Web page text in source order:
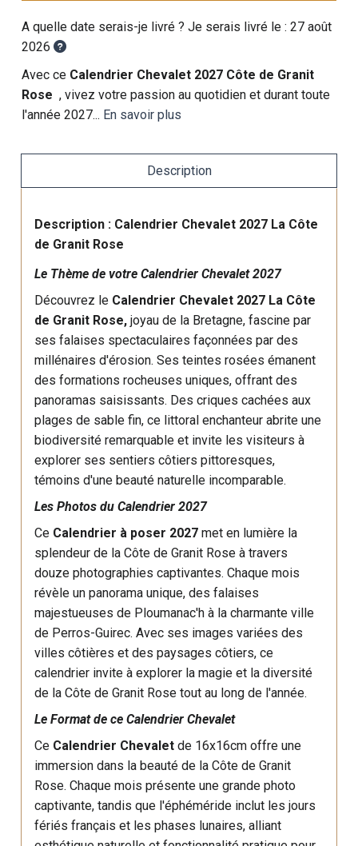
A quelle date serais-je livré ? Je serais livré le :27 août
2026
Avec ce Calendrier Chevalet 2027 Côte de Granit
Rose , vivez votre passion au quotidien et durant toute
l'année 2027... En savoir plus
Description
Description : Calendrier Chevalet 2027 La Côte
de Granit Rose
Le Thème de votre Calendrier Chevalet 2027
Découvrez le Calendrier Chevalet 2027 La Côte
de Granit Rose,joyau de la Bretagne, fascine par
ses falaises spectaculaires façonnées par des
millénaires d'érosion. Ses teintes rosées émanent
des formations rocheuses uniques, offrant des
panoramas saisissants. Des criques cachées aux
plages de sable fin, ce littoral enchanteur abrite une
biodiversité remarquable et invite les visiteurs à
explorer ses sentiers côtiers pittoresques,
témoins d'une beauté naturelle incomparable.
Les Photos du Calendrier 2027
Ce Calendrier à poser 2027 met en lumière la
splendeur de la Côte de Granit Rose à travers
douze photographies captivantes. Chaque mois
révèle un panorama unique, des falaises
majestueuses de Ploumanac'h à la charmante ville
de Perros-Guirec. Avec ses images variées des
villes côtières et des paysages côtiers, ce
calendrier invite à explorer la magie et la diversité
de la Côte de Granit Rose tout au long de l'année.
Le Format de ce Calendrier Chevalet
Ce Calendrier Chevalet de 16x16cm offre une
immersion dans la beauté de la Côte de Granit
Rose. Chaque mois présente une grande photo
captivante, tandis que l'éphéméride inclut les jours
fériés français et les phases lunaires, alliant